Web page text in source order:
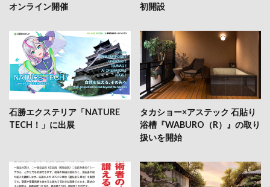
オンライン開催
初開設
石勝エクステリア「NATURE
TECH！」に出展
タカショー×アステック 石貼り
浴槽『WABURO（R）』の取り
扱いを開始